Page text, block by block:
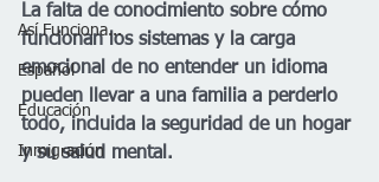
Así Funciona...
Español
Educación
Inmigración
La falta de conocimiento sobre cómo
funcionan los sistemas y la carga
emocional de no entender un idioma
pueden llevar a una familia a perderlo
todo, incluida la seguridad de un hogar
y su salud mental.